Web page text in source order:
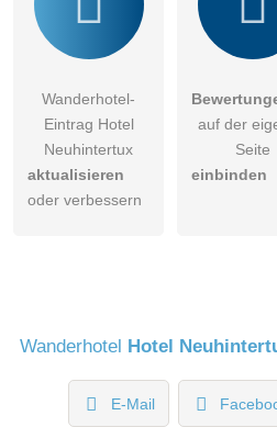
Wanderhotel-
Eintrag Hotel
Neuhintertux
aktualisieren
oder verbessern
auf der
Seite
einbinden
Wanderhotel Hotel
E-Mail